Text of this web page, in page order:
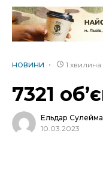
НОВИНИ 1
7321
Ельдар
10.03.2023